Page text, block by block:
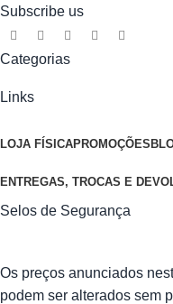
Subscribe us
Categorias
Links
LOJA FÍSICAPROMOÇÕES
ENTREGAS, TROCAS E
Selos de Segurança
Os preços anunciados
podem ser alterados sem